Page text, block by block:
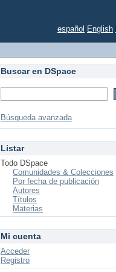
español English
Buscar en DSpace
Búsqueda avanzada
Listar
Todo DSpace
Comunidades & Colecciones
Por fecha de publicación
Autores
Títulos
Materias
Mi cuenta
Acceder
Registro